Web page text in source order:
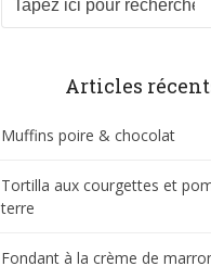
Articles
Muffins poire & chocolat
Tortilla aux courgettes et
terre
Fondant à la crème de